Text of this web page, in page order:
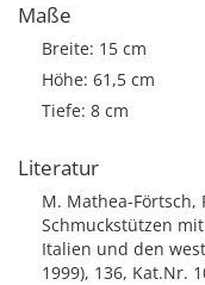
Maße
Breite: 15 cm
Höhe: 61,5 cm
Tiefe: 8 cm
Literatur
M. Mathea-
Schmuckstützen
Italien und den
1999), 136, Kat.Nr.